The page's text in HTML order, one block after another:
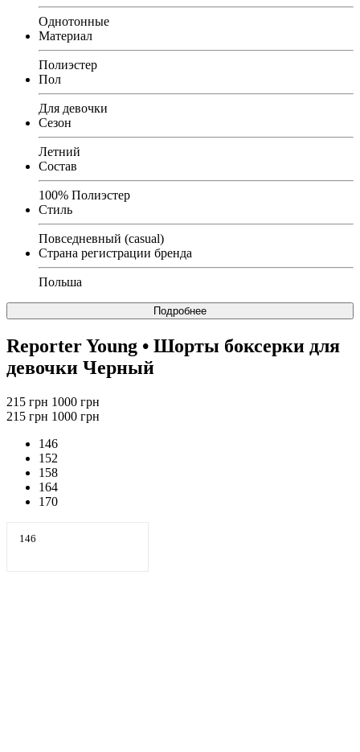
Однотонные
Материал
Полиэстер
Пол
Для девочки
Сезон
Летний
Состав
100% Полиэстер
Стиль
Повседневный (casual)
Страна регистрации бренда
Польша
Подробнее
Reporter Young • Шорты боксерки для
девочки Черный
215 грн 1000 грн
215 грн 1000 грн
146
152
158
164
170
146